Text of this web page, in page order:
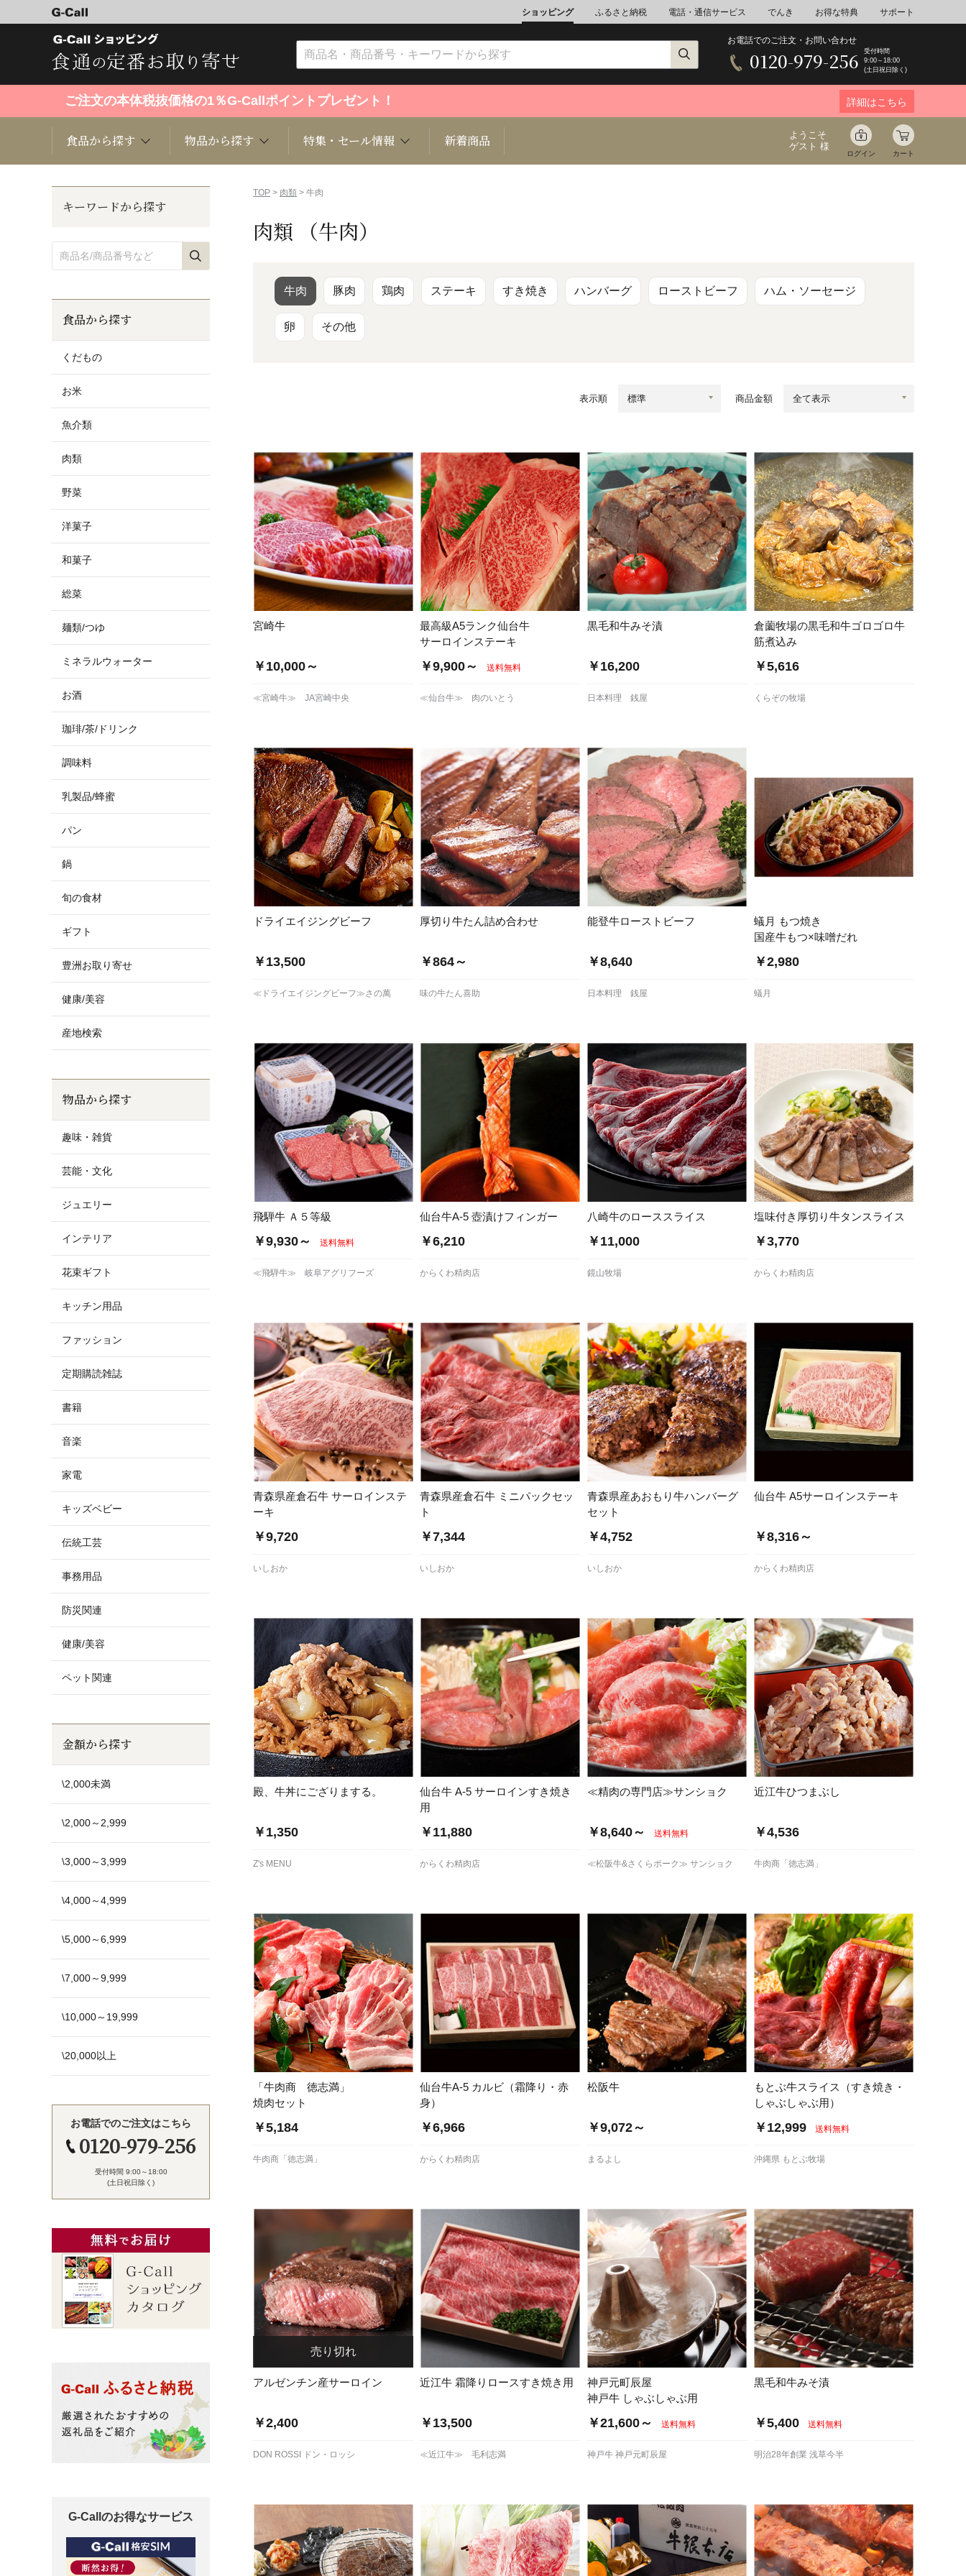
ショッピング ふるさと納税 電話・通信サービス でんき お得な特典 サポート
お電話でのご注文・お問い合わせ
0120-979-256
受付時間
9:00～18:00
(土日祝日除く)
ご注文の本体税抜価格の1％G-Callポイントプレゼント！ 詳細はこちら
食品から探す
お米
和菓子 総菜 麺類/つゆ ミネラルウォーター
珈琲/茶/ドリンク
鍋
物品から探す
芸能・文化
ファッション 定期購読雑誌 書籍 音楽
キッズベビー
健康/美容
特集・セール情報 新着商品
ようこそ
ゲスト 様
ログイン カート
TOP > 肉類 > 牛肉
肉類 （牛肉）
牛肉 豚肉 鶏肉 ステーキ すき焼き ハンバーグ ローストビーフ ハム・ソーセージ
卵 その他
表示順 商品金額
宮崎牛
￥10,000～
≪宮崎牛≫ JA宮崎中央
最高級A5ランク仙台牛
サーロインステーキ
￥9,900～ 送料無料
≪仙台牛≫ 肉のいとう
黒毛和牛みそ漬
￥16,200
日本料理 銭屋
倉薗牧場の黒毛和牛ゴロゴロ牛
筋煮込み
￥5,616
くらぞの牧場
ドライエイジングビーフ
￥13,500
≪ドライエイジングビーフ≫さの萬
厚切り牛たん詰め合わせ
￥864～
味の牛たん喜助
能登牛ローストビーフ
￥8,640
日本料理 銭屋
蟻月 もつ焼き
国産牛もつ×味噌だれ
￥2,980
蟻月
飛騨牛 Ａ５等級
￥9,930～ 送料無料
≪飛騨牛≫ 岐阜アグリフーズ
仙台牛A-5 壺漬けフィンガー
￥6,210
からくわ精肉店
八崎牛のローススライス
￥11,000
鏡山牧場
塩味付き厚切り牛タンスライス
￥3,770
からくわ精肉店
青森県産倉石牛 サーロインステ
ーキ
￥9,720
いしおか
青森県産倉石牛 ミニパックセッ
ト
￥7,344
いしおか
青森県産あおもり牛ハンバーグ
セット
￥4,752
いしおか
仙台牛 A5サーロインステーキ
￥8,316～
からくわ精肉店
殿、牛丼にござりまする。
￥1,350
Z's MENU
仙台牛 A-5 サーロインすき焼き
用
￥11,880
からくわ精肉店
≪精肉の専門店≫サンショク
￥8,640～ 送料無料
≪松阪牛&さくらポーク≫ サンショク
近江牛ひつまぶし
￥4,536
牛肉商「徳志満」
「牛肉商 徳志満」
焼肉セット
￥5,184
牛肉商「徳志満」
仙台牛A-5 カルビ（霜降り・赤
身）
￥6,966
からくわ精肉店
松阪牛
￥9,072～
まるよし
もとぶ牛スライス（すき焼き・
しゃぶしゃぶ用）
￥12,999 送料無料
沖縄県 もとぶ牧場
アルゼンチン産サーロイン
￥2,400
DON ROSSI ドン・ロッシ
近江牛 霜降りロースすき焼き用
￥13,500
≪近江牛≫ 毛利志満
神戸元町辰屋
神戸牛 しゃぶしゃぶ用
￥21,600～ 送料無料
神戸牛 神戸元町辰屋
黒毛和牛みそ漬
￥5,400 送料無料
明治28年創業 浅草今半
キーワードから探す
食品から探す
くだもの
お米
魚介類
肉類
野菜
洋菓子
和菓子
総菜
麺類/つゆ
ミネラルウォーター
お酒
珈琲/茶/ドリンク
調味料
乳製品/蜂蜜
パン
鍋
旬の食材
ギフト
豊洲お取り寄せ
健康/美容
産地検索
物品から探す
趣味・雑貨
芸能・文化
ジュエリー
インテリア
花束ギフト
キッチン用品
ファッション
定期購読雑誌
書籍
音楽
家電
キッズベビー
伝統工芸
事務用品
防災関連
健康/美容
ペット関連
金額から探す
\2,000未満
\2,000～2,999
\3,000～3,999
\4,000～4,999
\5,000～6,999
\7,000～9,999
\10,000～19,999
\20,000以上
お電話でのご注文はこちら
0120-979-256
受付時間 9:00～18:00
(土日祝日除く)
G-Callのお得なサービス